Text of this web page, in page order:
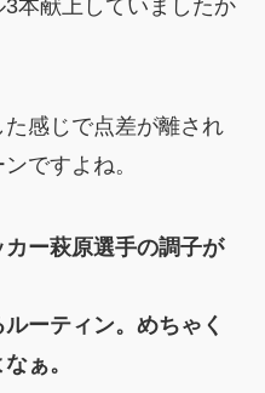
本献上していましたか
感じで点差が離され
ですよね。
ー萩原選手の調子が
ーティン。めちゃく
ぁ。